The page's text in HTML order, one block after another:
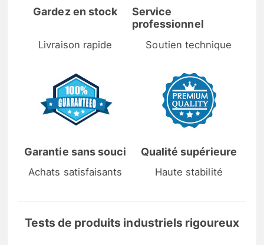
Gardez en stock
Livraison rapide
Service
professionnel
Soutien technique
Garantie sans souci
Achats satisfaisants
Qualité supérieure
Haute stabilité
Tests de produits industriels rigoureux